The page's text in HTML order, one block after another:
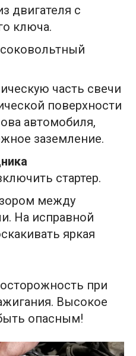
двигателя с
ключа.
часть свечи
поверхности
автомобиля,
заземление.
стартер.
между
На исправной
яркая
при
Высокое
опасным!